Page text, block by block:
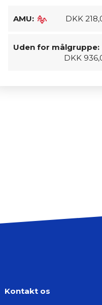
AMU: DKK
Uden for målgruppe:
DKK
Kontakt os